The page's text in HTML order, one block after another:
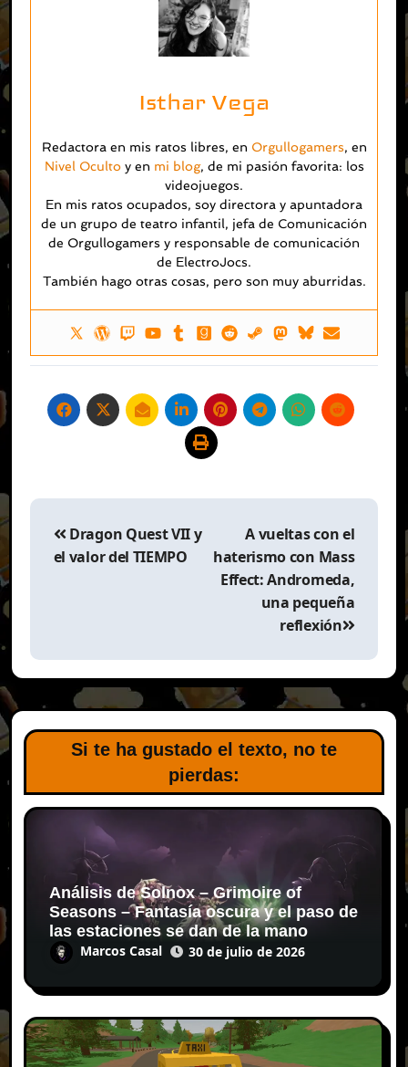
Isthar Vega
Redactora en mis ratos libres, en Orgullogamers, en
Nivel Ocultoy en mi blog, de mi pasión favorita: los
videojuegos.
En mis ratos ocupados, soy directora y apuntadora
de un grupo de teatro infantil, jefa de Comunicación
de Orgullogamers y responsable de comunicación
de ElectroJocs.
También hago otras cosas, pero son muy aburridas.
Navegación
entradas
Dragon Quest VII y
el valor del TIEMPO
A vueltas con el
haterismo con Mass
Effect: Andromeda,
una pequeña
reflexión
Si te ha gustado el texto, no te
pierdas:
Análisis de Solnox – Grimoire of
Seasons – Fantasía oscura y el paso de
las estaciones se dan de la mano
Marcos Casal 30 de julio de 2026